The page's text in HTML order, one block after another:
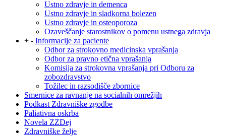
Ustno zdravje in demenca
Ustno zdravje in sladkorna bolezen
Ustno zdravje in osteoporoza
Ozaveščanje starostnikov o pomenu ustnega zdravja
+ - Informacije za paciente
Odbor za strokovno medicinska vprašanja
Odbor za pravno etična vprašanja
Komisija za strokovna vprašanja pri Odboru za
zobozdravstvo
Tožilec in razsodišče zbornice
Smernice za ravnanje na socialnih omrežjih
Podkast Zdravniške zgodbe
Paliativna oskrba
Novela ZZDej
Zdravniške želje